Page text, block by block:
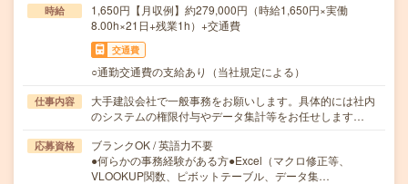
時給
1,650円【月収例】約279,000円（時給1,650円×実働
8.00h×21日+残業1h）+交通費
交通費
○通勤交通費の支給あり（当社規定による）
仕事内容
大手建設会社で一般事務をお願いします。具体的には社内
のシステムの権限付与やデータ集計等をお任せします…
応募資格
ブランクOK / 英語力不要
●何らかの事務経験がある方●Excel（マクロ修正等、
VLOOKUP関数、ピボットテーブル、データ集…